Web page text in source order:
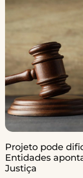
Projeto pode
Entidades
Justiça